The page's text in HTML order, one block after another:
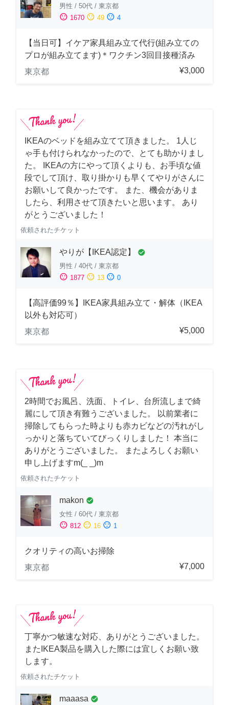
男性 / 50代 / 東京都
sentiment_satisfied 1670 sentiment_neutral 49 sentiment_dissatisfied 4
【当日可】イケア家具組み立て代行(組み立ての
プロが組み立てます)＊ワクチン3回目接種済み
東京都
¥3,000
IKEAのベッドを組み立てて頂きました。 1人じ
ゃ手も付けられなかったので、とても助かりまし
た。 IKEAの方にやって頂くよりも、お手頃な値
段でして頂け、取り掛かりも早くてやりがさんに
お願いして良かったです。 また、機会がありま
したら、利用させて頂きたいと思います。 あり
がとうございました！
依頼されたチケット
やりが【IKEA認定】 check_circle
男性 / 40代 / 東京都
sentiment_satisfied 1877 sentiment_neutral 13 sentiment_dissatisfied 0
【高評価99％】IKEA家具組み立て・解体（IKEA
以外も対応可）
東京都
¥5,000
2時間でお風呂、洗面、トイレ、台所流しまで綺
麗にして頂き有難うございました。 以前業者に
掃除してもらった時よりも赤カビなどの汚れがし
っかりと落ちていてびっくりしました！ 本当に
ありがとうございました。 またよろしくお願い
申し上げますm(_ _)m
依頼されたチケット
makon check_circle
女性 / 60代 / 東京都
sentiment_satisfied 812 sentiment_neutral 16 sentiment_dissatisfied 1
クオリティの高いお掃除
東京都
¥7,000
丁寧かつ敏速な対応、ありがとうございました。
またIKEA製品を購入した際には宜しくお願い致
します。
依頼されたチケット
maaasa check_circle